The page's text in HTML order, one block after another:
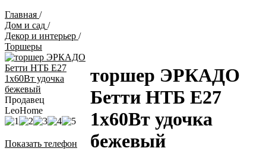
Главная /
Дом и сад /
Декор и интерьер /
Торшеры
Продавец
LeoHome
Показать телефон
торшер ЭРКАДО
Бетти НТБ E27
1х60Вт удочка
бежевый